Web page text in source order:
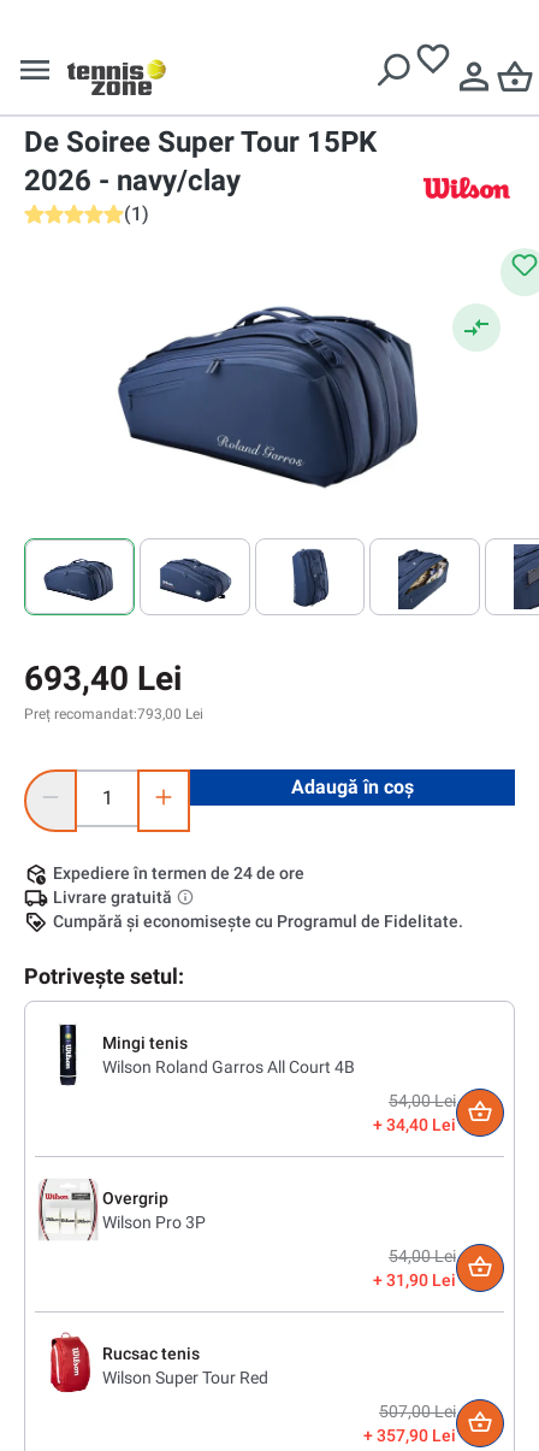
Geantă tenis
Wilson Roland Garros Session
De Soiree Super Tour 15PK
2026 - navy/clay
(1)
693,40 Lei
Preț recomandat:793,00 Lei
Cantitate produs: Introduceți cantitatea dorită sau utilizați
Adaugă în coș
Expediere în termen de 24 de ore
Livrare gratuită
Cumpără și economisește cu Programul de Fidelitate.
Potrivește setul:
Mingi tenis
Wilson Roland Garros All Court 4B
54,00 Lei
34,40 Lei
Overgrip
Wilson Pro 3P
54,00 Lei
31,90 Lei
Rucsac tenis
Wilson Super Tour Red
507,00 Lei
357,90 Lei